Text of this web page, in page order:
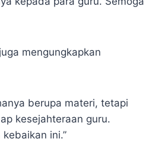
mengungkapkan
berupa materi, tetapi
kesejahteraan guru.
ini.”